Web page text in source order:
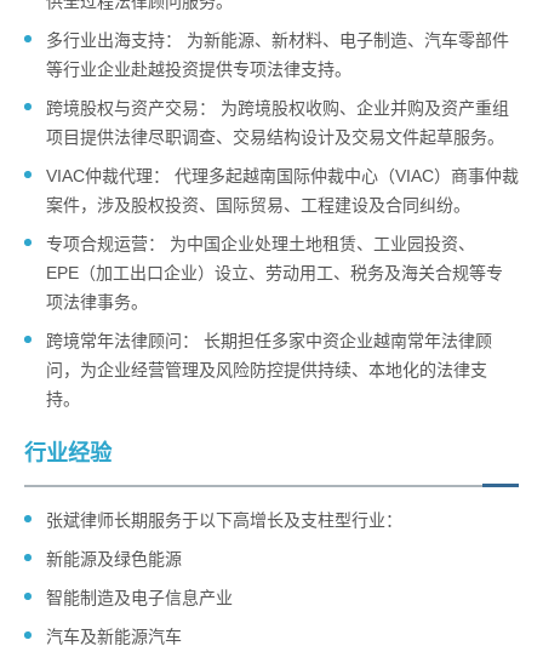
多行业出海支持： 为新能源、新材料、电子制造、汽车零部件
等行业企业赴越投资提供专项法律支持。
跨境股权与资产交易： 为跨境股权收购、企业并购及资产重组
项目提供法律尽职调查、交易结构设计及交易文件起草服务。
VIAC仲裁代理： 代理多起越南国际仲裁中心（VIAC）商事仲裁
案件，涉及股权投资、国际贸易、工程建设及合同纠纷。
专项合规运营： 为中国企业处理土地租赁、工业园投资、
EPE（加工出口企业）设立、劳动用工、税务及海关合规等专
项法律事务。
跨境常年法律顾问： 长期担任多家中资企业越南常年法律顾
问，为企业经营管理及风险防控提供持续、本地化的法律支
持。
行业经验
张斌律师长期服务于以下高增长及支柱型行业：
新能源及绿色能源
智能制造及电子信息产业
汽车及新能源汽车